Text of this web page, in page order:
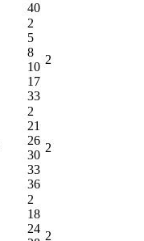
40
2
5
8
10
17
33
2
2
21
26
30
33
36
2
2
18
24
2